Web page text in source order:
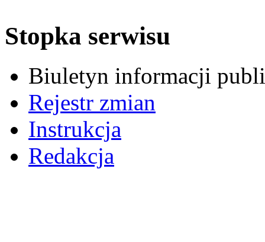
Stopka serwisu
Biuletyn informacji
Rejestr zmian
Instrukcja
Redakcja